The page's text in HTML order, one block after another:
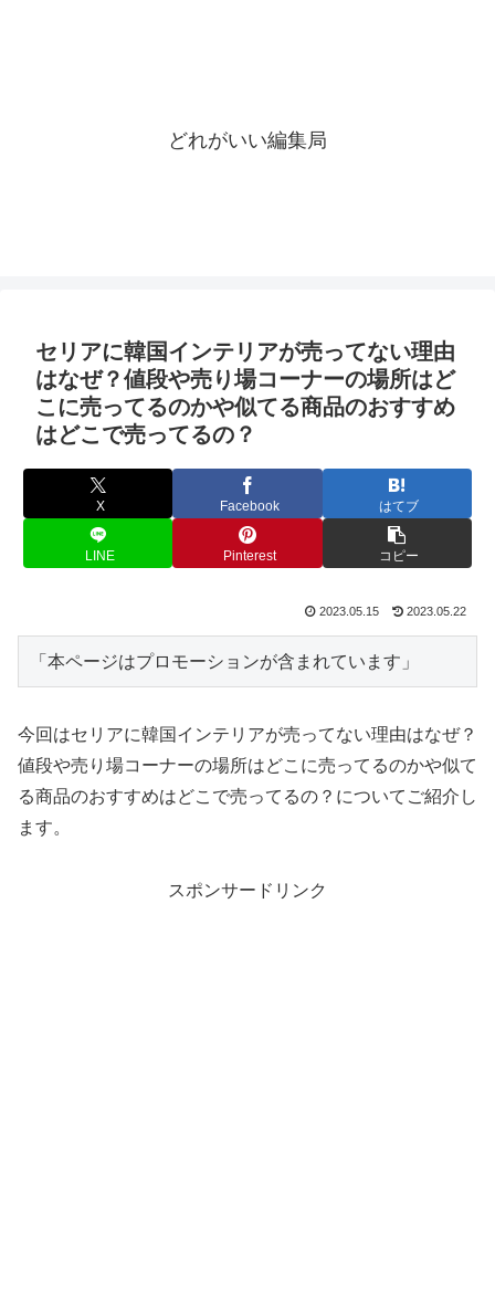
どれがいい編集局
セリアに韓国インテリアが売ってない理由
はなぜ？値段や売り場コーナーの場所はど
こに売ってるのかや似てる商品のおすすめ
はどこで売ってるの？
X Facebook はてブ
LINE Pinterest コピー
2023.05.15 2023.05.22
「本ページはプロモーションが含まれています」
今回はセリアに韓国インテリアが売ってない理由はなぜ？
値段や売り場コーナーの場所はどこに売ってるのかや似て
る商品のおすすめはどこで売ってるの？についてご紹介し
ます。
スポンサードリンク